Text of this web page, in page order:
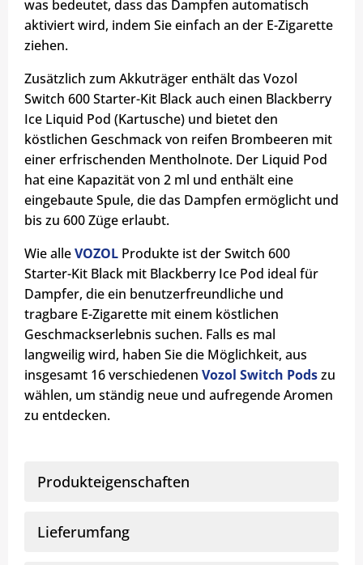
was bedeutet, dass das Dampfen automatisch
aktiviert wird, indem Sie einfach an der E-Zigarette
ziehen.
Zusätzlich zum Akkuträger enthält das Vozol
Switch 600 Starter-Kit Black auch einen Blackberry
Ice Liquid Pod (Kartusche) und bietet den
köstlichen Geschmack von reifen Brombeeren mit
einer erfrischenden Mentholnote. Der Liquid Pod
hat eine Kapazität von 2 ml und enthält eine
eingebaute Spule, die das Dampfen ermöglicht und
bis zu 600 Züge erlaubt.
Wie alleVOZOL Produkte ist der Switch 600
Starter-Kit Black mit Blackberry Ice Pod ideal für
Dampfer, die ein benutzerfreundliche und
tragbare E-Zigarette mit einem köstlichen
Geschmackserlebnis suchen. Falls es mal
langweilig wird, haben Sie die Möglichkeit, aus
insgesamt 16 verschiedenen Vozol Switch Podszu
wählen, um ständig neue und aufregende Aromen
zu entdecken.
Produkteigenschaften
Lieferumfang